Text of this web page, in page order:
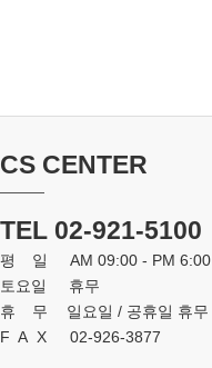
CS CENTER
TEL 02-921-5100
평일
AM 09:00 - PM 6:00
토요일
휴무
휴무
일요일 / 공휴일 휴무
FAX
02-926-3877